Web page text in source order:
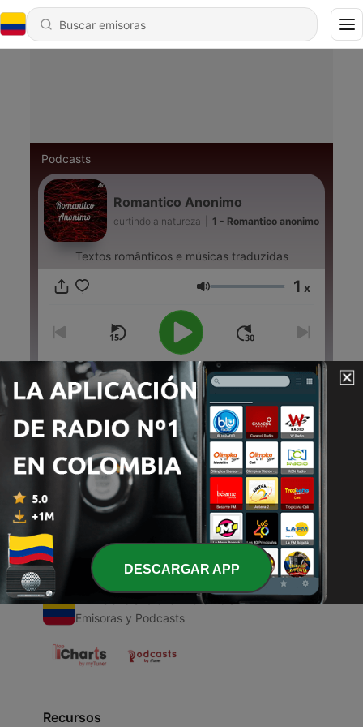
Podcasts
Romantico Anonimo
curtindo a natureza 1 - Romantico anonimo
Textos românticos e músicas traduzidas
Volumen 1 x
00:00 00:00
Episodios
1 - Romantico anonimo
26 abr. 2021
Emisoras Colombianas
Emisoras y Podcasts
Recursos
DESCARGAR APP